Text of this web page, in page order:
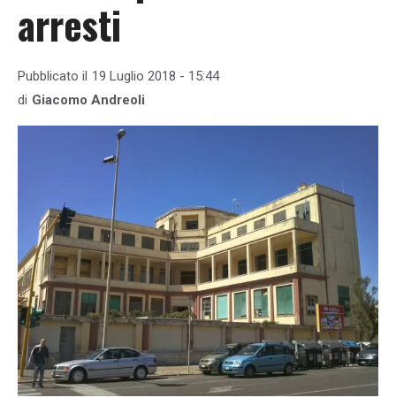
arresti
Pubblicato il 19 Luglio 2018 - 15:44
di Giacomo Andreoli